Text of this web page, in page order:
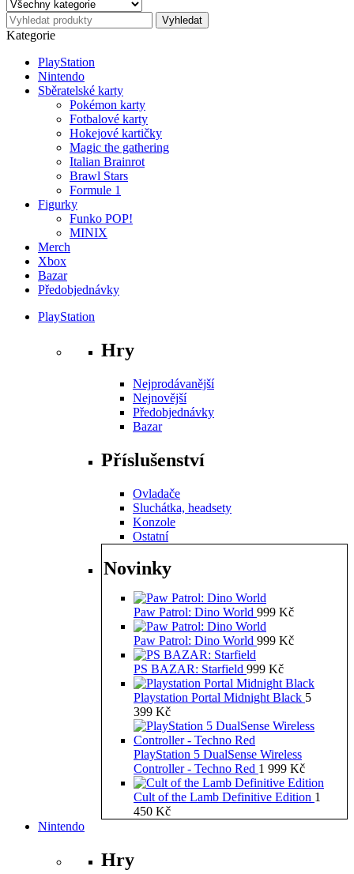
Kategorie
PlayStation
Nintendo
Sběratelské karty
Pokémon karty
Fotbalové karty
Hokejové kartičky
Magic the gathering
Italian Brainrot
Brawl Stars
Formule 1
Figurky
Funko POP!
MINIX
Merch
Xbox
Bazar
Předobjednávky
PlayStation
Hry
Nejprodávanější
Nejnovější
Předobjednávky
Bazar
Příslušenství
Ovladače
Sluchátka, headsety
Konzole
Ostatní
Novinky
Paw Patrol: Dino World 999 Kč
Paw Patrol: Dino World 999 Kč
PS BAZAR: Starfield 999 Kč
Playstation Portal Midnight Black 5
399 Kč
PlayStation 5 DualSense Wireless
Controller - Techno Red 1 999 Kč
Cult of the Lamb Definitive Edition 1
450 Kč
Nintendo
Hry